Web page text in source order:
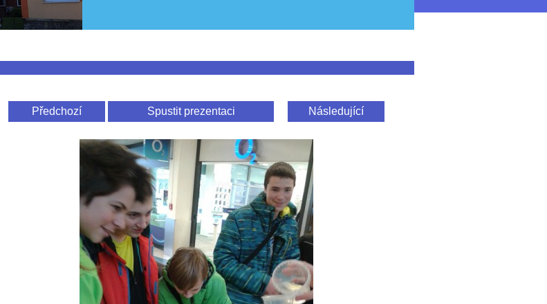
Předchozí Spustit prezentaci Následující